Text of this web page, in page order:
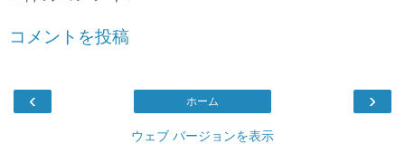
コメントを投稿
‹ ›
ホーム
ウェブ バージョンを表示